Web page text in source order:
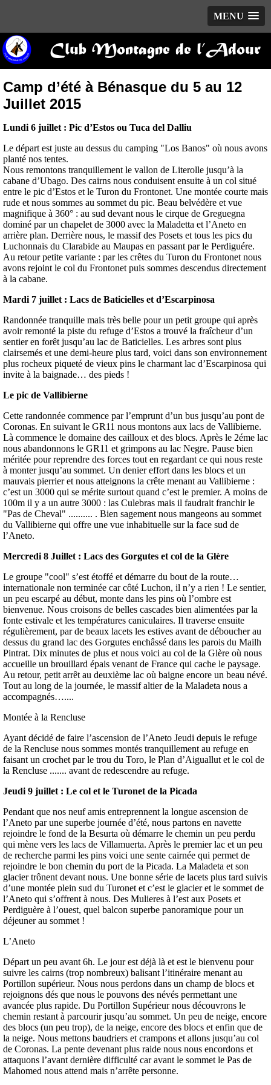
MENU
Club Montagne de l’Adour
Camp d’été à Bénasque du 5 au 12
Juillet 2015
Lundi 6 juillet : Pic d’Estos ou Tuca del Dalliu
Le départ est juste au dessus du camping "Los Banos" où nous avons
planté nos tentes.
Nous remontons tranquillement le vallon de Literolle jusqu’à la
cabane d’Ubago. Des cairns nous conduisent ensuite à un col situé
entre le pic d’Estos et le Turon du Frontonet. Une montée courte mais
rude et nous sommes au sommet du pic. Beau belvédère et vue
magnifique à 360° : au sud devant nous le cirque de Greguegna
dominé par un chapelet de 3000 avec la Maladetta et l’Aneto en
arrière plan. Derrière nous, le massif des Posets et tous les pics du
Luchonnais du Clarabide au Maupas en passant par le Perdiguére.
Au retour petite variante : par les crêtes du Turon du Frontonet nous
avons rejoint le col du Frontonet puis sommes descendus directement
à la cabane.
Mardi 7 juillet : Lacs de Baticielles et d’Escarpinosa
Randonnée tranquille mais très belle pour un petit groupe qui après
avoir remonté la piste du refuge d’Estos a trouvé la fraîcheur d’un
sentier en forêt jusqu’au lac de Baticielles. Les arbres sont plus
clairsemés et une demi-heure plus tard, voici dans son environnement
plus rocheux piqueté de vieux pins le charmant lac d’Escarpinosa qui
invite à la baignade… des pieds !
Le pic de Vallibierne
Cette randonnée commence par l’emprunt d’un bus jusqu’au pont de
Coronas. En suivant le GR11 nous montons aux lacs de Vallibierne.
Là commence le domaine des cailloux et des blocs. Après le 2éme lac
nous abandonnons le GR11 et grimpons au lac Negre. Pause bien
méritée pour reprendre des forces tout en regardant ce qui nous reste
à monter jusqu’au sommet. Un denier effort dans les blocs et un
mauvais pierrier et nous atteignons la crête menant au Vallibierne :
c’est un 3000 qui se mérite surtout quand c’est le premier. A moins de
100m il y a un autre 3000 : las Culebras mais il faudrait franchir le
"Pas de Cheval" .......... . Bien sagement nous mangeons au sommet
du Vallibierne qui offre une vue inhabituelle sur la face sud de
l’Aneto.
Mercredi 8 Juillet : Lacs des Gorgutes et col de la Glère
Le groupe "cool" s’est étoffé et démarre du bout de la route…
internationale non terminée car côté Luchon, il n’y a rien ! Le sentier,
un peu escarpé au début, monte dans les pins où l’ombre est
bienvenue. Nous croisons de belles cascades bien alimentées par la
fonte estivale et les températures caniculaires. Il traverse ensuite
régulièrement, par de beaux lacets les estives avant de déboucher au
dessus du grand lac des Gorgutes enchâssé dans les parois du Mailh
Pintrat. Dix minutes de plus et nous voici au col de la Glère où nous
accueille un brouillard épais venant de France qui cache le paysage.
Au retour, petit arrêt au deuxième lac où baigne encore un beau névé.
Tout au long de la journée, le massif altier de la Maladeta nous a
accompagnés…....
Montée à la Rencluse
Ayant décidé de faire l’ascension de l’Aneto Jeudi depuis le refuge
de la Rencluse nous sommes montés tranquillement au refuge en
faisant un crochet par le trou du Toro, le Plan d’Aiguallut et le col de
la Rencluse ....... avant de redescendre au refuge.
Jeudi 9 juillet : Le col et le Turonet de la Picada
Pendant que nos neuf amis entreprennent la longue ascension de
l’Aneto par une superbe journée d’été, nous partons en navette
rejoindre le fond de la Besurta où démarre le chemin un peu perdu
qui mène vers les lacs de Villamuerta. Après le premier lac et un peu
de recherche parmi les pins voici une sente cairnée qui permet de
rejoindre le bon chemin du port de la Picada. La Maladeta et son
glacier trônent devant nous. Une bonne série de lacets plus tard suivis
d’une montée plein sud du Turonet et c’est le glacier et le sommet de
l’Aneto qui s’offrent à nous. Des Mulieres à l’est aux Posets et
Perdiguère à l’ouest, quel balcon superbe panoramique pour un
déjeuner au sommet !
L’Aneto
Départ un peu avant 6h. Le jour est déjà là et est le bienvenu pour
suivre les cairns (trop nombreux) balisant l’itinéraire menant au
Portillon supérieur. Nous nous perdons dans un champ de blocs et
rejoignons dés que nous le pouvons des névés permettant une
avancée plus rapide. Du Portillon Supérieur nous découvrons le
chemin restant à parcourir jusqu’au sommet. Un peu de neige, encore
des blocs (un peu trop), de la neige, encore des blocs et enfin que de
la neige. Nous mettons baudriers et crampons et allons jusqu’au col
de Coronas. La pente devenant plus raide nous nous encordons et
attaquons l’avant dernière difficulté car avant le sommet le Pas de
Mahomed nous attend mais n’arrête personne.